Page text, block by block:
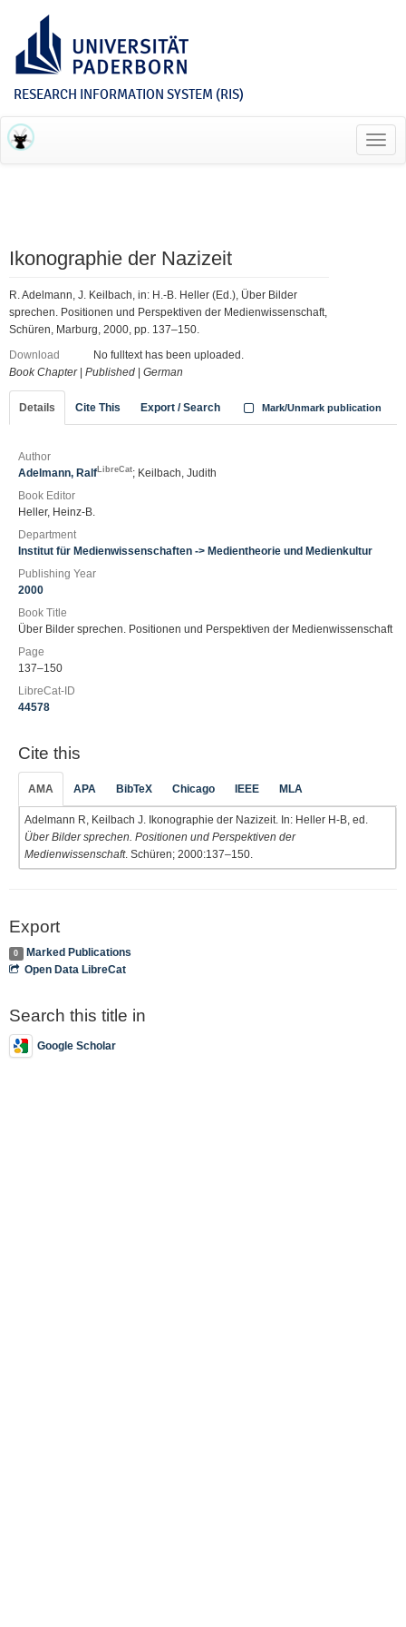
RESEARCH INFORMATION SYSTEM (RIS)
Ikonographie der Nazizeit
R. Adelmann, J. Keilbach, in: H.-B. Heller (Ed.), Über Bilder
sprechen. Positionen und Perspektiven der Medienwissenschaft,
Schüren, Marburg, 2000, pp. 137–150.
Download
No fulltext has been uploaded.
Book Chapter| Published German
Details Cite This Export / Search Mark/Unmark publication
Author
Adelmann, Ralf LibreCat; Keilbach, Judith
Book Editor
Heller, Heinz-B.
Department
Institut für Medienwissenschaften -> Medientheorie und Medienkultur
Publishing Year
2000
Book Title
Über Bilder sprechen. Positionen und Perspektiven der Medienwissenschaft
Page
137–150
LibreCat-ID
44578
Cite this
AMA APA BibTeX Chicago IEEE MLA
Adelmann R, Keilbach J. Ikonographie der Nazizeit. In: Heller H-B, ed.
Über Bilder sprechen. Positionen und Perspektiven der
Medienwissenschaft. Schüren; 2000:137–150.
Export
0
Marked Publications
Open Data LibreCat
Search this title in
Google Scholar